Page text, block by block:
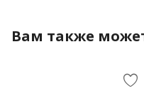
Вам также